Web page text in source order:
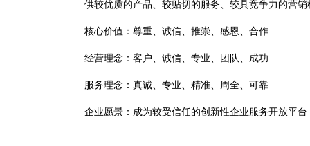
供较优质的产品、较贴切的服务、较具竞争力的营销
核心价值：尊重、诚信、推崇、感恩、合作
经营理念：客户、诚信、专业、团队、成功
服务理念：真诚、专业、精准、周全、可靠
企业愿景：成为较受信任的创新性企业服务开放平台